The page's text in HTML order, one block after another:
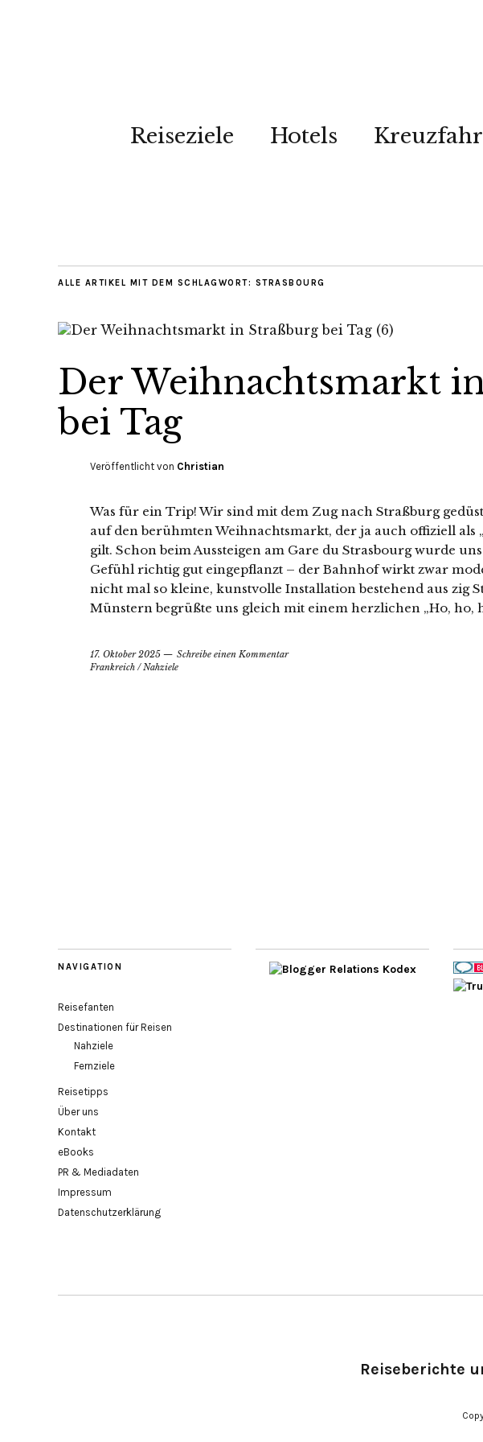
Reiseziele Hotels
ALLE ARTIKEL MIT DEM SCHLAGWORT: STRASBOURG
Der Weihnachtsmarkt
bei Tag
Veröffentlicht von Christian
Was für ein Trip! Wir sind mit dem Zug nach Straßburg
auf den berühmten Weihnachtsmarkt, der ja auch offiziell als
gilt. Schon beim Aussteigen am Gare du Strasbourg wurde
Gefühl richtig gut eingepflanzt – der Bahnhof wirkt zwar
nicht mal so kleine, kunstvolle Installation bestehend aus zig
Münstern begrüßte uns gleich mit einem herzlichen „Ho, ho,
17. Oktober 2025
Schreibe einen Kommentar
Frankreich /Nahziele
NAVIGATION
Reisefanten
Destinationen für Reisen
Nahziele
Fernziele
Reisetipps
Über uns
Kontakt
eBooks
PR & Mediadaten
Impressum
Datenschutzerklärung
Reiseberichte